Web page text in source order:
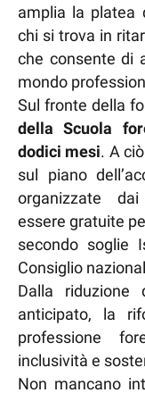
amplia la platea
chi si trova in
che consente di
mondo
Sul fronte della
della Scuola
dodici mesi. A
sul piano
organizzate
essere gratuite
secondo soglie
Consiglio
Dalla
anticipato, la
professione
inclusività e
Non mancano